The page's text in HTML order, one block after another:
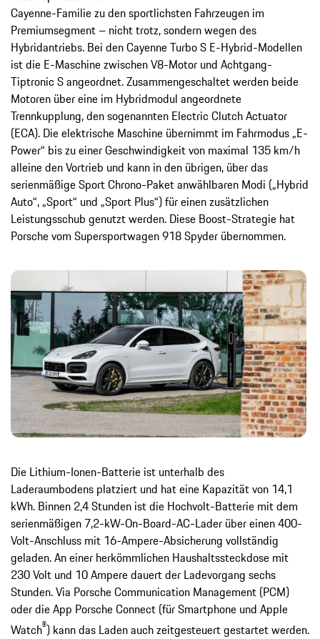
Cayenne-Familie zu den sportlichsten Fahrzeugen im
Premiumsegment – nicht trotz, sondern wegen des
Hybridantriebs. Bei den Cayenne Turbo S E-Hybrid-Modellen
ist die E-Maschine zwischen V8-Motor und Achtgang-
Tiptronic S angeordnet. Zusammengeschaltet werden beide
Motoren über eine im Hybridmodul angeordnete
Trennkupplung, den sogenannten Electric Clutch Actuator
(ECA). Die elektrische Maschine übernimmt im Fahrmodus „E-
Power“ bis zu einer Geschwindigkeit von maximal 135 km/h
alleine den Vortrieb und kann in den übrigen, über das
serienmäßige Sport Chrono-Paket anwählbaren Modi („Hybrid
Auto“, „Sport“ und „Sport Plus“) für einen zusätzlichen
Leistungsschub genutzt werden. Diese Boost-Strategie hat
Porsche vom Supersportwagen 918 Spyder übernommen.
Die Lithium-Ionen-Batterie ist unterhalb des
Laderaumbodens platziert und hat eine Kapazität von 14,1
kWh. Binnen 2,4 Stunden ist die Hochvolt-Batterie mit dem
serienmäßigen 7,2-kW-On-Board-AC-Lader über einen 400-
Volt-Anschluss mit 16-Ampere-Absicherung vollständig
geladen. An einer herkömmlichen Haushaltssteckdose mit
230 Volt und 10 Ampere dauert der Ladevorgang sechs
Stunden. Via Porsche Communication Management (PCM)
oder die App Porsche Connect (für Smartphone und Apple
Watch®) kann das Laden auch zeitgesteuert gestartet werden.